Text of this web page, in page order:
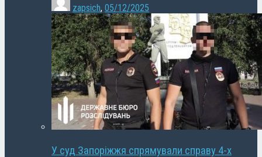
zapsich, 05/12/2025
У суд Запоріжжя спрямували справу 4-х